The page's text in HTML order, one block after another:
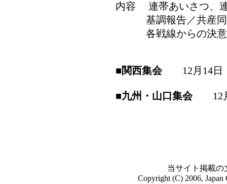
内容 連帯あいさつ、連
基調報告／共産同（
各戦線からの決意
■関西集会 12月14日
■九州・山口集会 12
当サイト掲載の
Copyright (C) 2006, Japan